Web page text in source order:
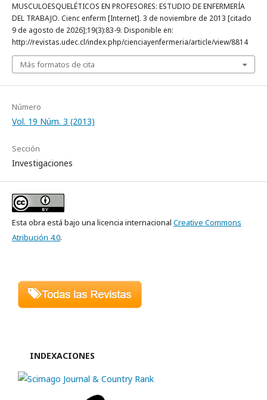
MUSCULOESQUELÉTICOS EN PROFESORES: ESTUDIO DE ENFERMERÍA
DEL TRABAJO. Cienc enferm [Internet]. 3 de noviembre de 2013 [citado
9 de agosto de 2026];19(3):83-9. Disponible en:
http://revistas.udec.cl/index.php/cienciayenfermeria/article/view/8814
Más formatos de cita
Número
Vol. 19 Núm. 3 (2013)
Sección
Investigaciones
Esta obra está bajo una licencia internacional Creative Commons
Atribución 4.0.
INDEXACIONES